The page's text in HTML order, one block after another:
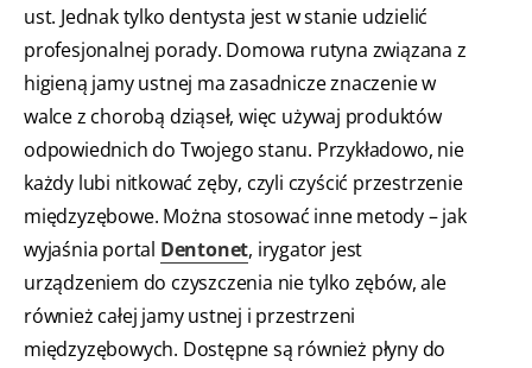
ust. Jednak tylko dentysta jest w stanie udzielić
profesjonalnej porady. Domowa rutyna związana z
higieną jamy ustnej ma zasadnicze znaczenie w
walce z chorobą dziąseł, więc używaj produktów
odpowiednich do Twojego stanu. Przykładowo, nie
każdy lubi nitkować zęby, czyli czyścić przestrzenie
międzyzębowe. Można stosować inne metody – jak
wyjaśnia portal Dentonet, irygator jest
urządzeniem do czyszczenia nie tylko zębów, ale
również całej jamy ustnej i przestrzeni
międzyzębowych. Dostępne są również płyny do